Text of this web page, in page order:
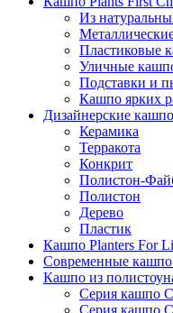
Из
Пластиковые
Уличные
Подставки и
Кашпо ярких
Дизайнерские
Керамика
Терракота
Конкрит
Полистон-
Полистон
Дерево
Пластик
Кашпо Planters For
Современные кашпо
Кашпо из
Серия кашпо
Серия кашпо